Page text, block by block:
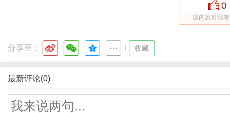
0
该内容对我
分享至： 收藏
最新评论(0)